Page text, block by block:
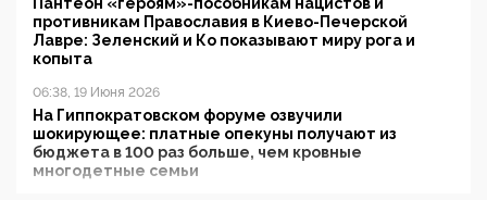
противникам Православия в Киево-Печерской
Лавре: Зеленский и Ко показывают миру рога и
копыта
06:38, 19 Июня 2026
На Гиппократовском форуме озвучили
шокирующее: платные опекуны получают из
бюджета в 100 раз больше, чем кровные
многодетные семьи